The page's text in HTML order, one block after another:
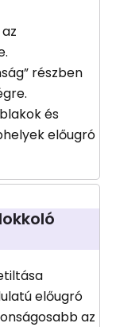
részben
és
előugró
előugró
az